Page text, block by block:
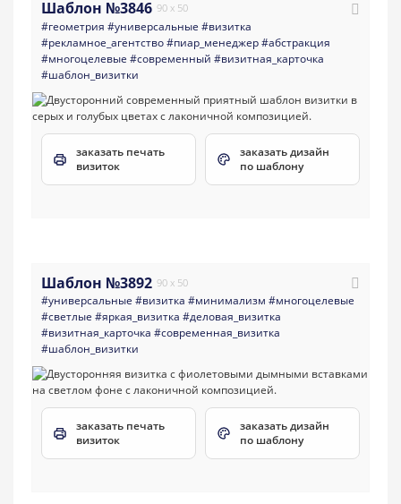
Шаблон №3846 90 x 50
#геометрия #универсальные #визитка
#рекламное_агентство#пиар_менеджер#абстракция
#многоцелевые #современный #визитная_карточка
#шаблон_визитки
заказать печать
визиток
заказать дизайн
по шаблону
Шаблон №3892 90 x 50
#универсальные #визитка #минимализм #многоцелевые
#светлые #яркая_визитка #деловая_визитка
#визитная_карточка #современная_визитка
#шаблон_визитки
заказать печать
визиток
заказать дизайн
по шаблону